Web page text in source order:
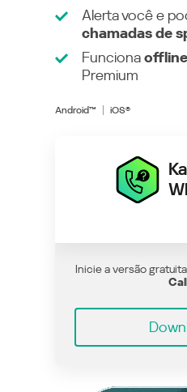
Alerta você e
chamadas de
Funcionaoffline
Premium
Android™ iOS®
Inicie a versão gratuita